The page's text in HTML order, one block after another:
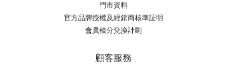
門市資料
官方品牌授權及經銷商核準証明
會員積分兌換計劃
顧客服務